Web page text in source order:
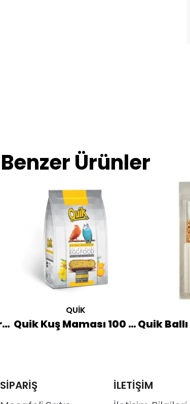
Benzer Ürünler
Versele Laga Nutribird Frutti Patee Nemli Mama 5 KG (Turuncu Kapak)
QUİK
Quik Kuş Maması 100 GR
SİPARİŞ
İLETİŞİM